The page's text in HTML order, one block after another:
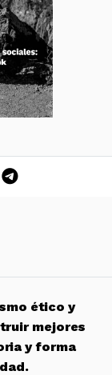
ético y
mejores
y forma